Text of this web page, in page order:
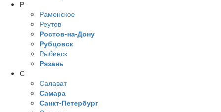
Р
Раменское
Реутов
Ростов-на-Дону
Рубцовск
Рыбинск
Рязань
С
Салават
Самара
Санкт-Петербург